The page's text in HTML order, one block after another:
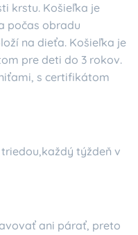
krstu. Košieľka je
počas obradu
na dieťa. Košieľka je
pre deti do 3 rokov.
s certifikátom
týždeň v
ani párať, preto